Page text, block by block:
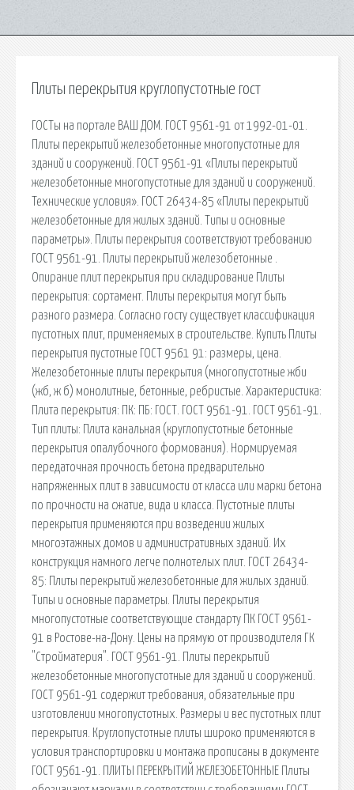
Плиты перекрытия круглопустотные гост
ГОСТы на портале ВАШ ДОМ. ГОСТ 9561-91 от 1992-01-01.
Плиты перекрытий железобетонные многопустотные для
зданий и сооружений. ГОСТ 9561-91 «Плиты перекрытий
железобетонные многопустотные для зданий и сооружений.
Технические условия». ГОСТ 26434-85 «Плиты перекрытий
железобетонные для жилых зданий. Типы и основные
параметры». Плиты перекрытия соответствуют требованию
ГОСТ 9561-91. Плиты перекрытий железобетонные .
Опирание плит перекрытия при складирование Плиты
перекрытия: сортамент. Плиты перекрытия могут быть
разного размера. Согласно госту существует классификация
пустотных плит, применяемых в строительстве. Купить Плиты
перекрытия пустотные ГОСТ 9561 91: размеры, цена.
Железобетонные плиты перекрытия (многопустотные жби
(жб, ж б) монолитные, бетонные, ребристые. Характеристика:
Плита перекрытия: ПК: ПБ: ГОСТ. ГОСТ 9561-91. ГОСТ 9561-91.
Тип плиты: Плита канальная (круглопустотные бетонные
перекрытия опалубочного формования). Нормируемая
передаточная прочность бетона предварительно
напряженных плит в зависимости от класса или марки бетона
по прочности на сжатие, вида и класса. Пустотные плиты
перекрытия применяются при возведении жилых
многоэтажных домов и административных зданий. Их
конструкция намного легче полнотелых плит. ГОСТ 26434-
85: Плиты перекрытий железобетонные для жилых зданий.
Типы и основные параметры. Плиты перекрытия
многопустотные соответствующие стандарту ПК ГОСТ 9561-
91 в Ростове-на-Дону. Цены на прямую от производителя ГК
"Стройматерия". ГОСТ 9561-91. Плиты перекрытий
железобетонные многопустотные для зданий и сооружений.
ГОСТ 9561-91 содержит требования, обязательные при
изготовлении многопустотных. Размеры и вес пустотных плит
перекрытия. Круглопустотные плиты широко применяются в
условия транспортировки и монтажа прописаны в документе
ГОСТ 9561-91. ПЛИТЫ ПЕРЕКРЫТИЙ ЖЕЛЕЗОБЕТОННЫЕ Плиты